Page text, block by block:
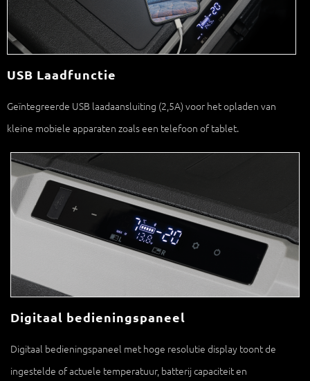
USB Laadfunctie
Geïntegreerde USB laadaansluiting (2,5A) voor het opladen van
kleine mobiele apparaten zoals een telefoon of tablet.
Digitaal bedieningspaneel
Digitaal bedieningspaneel met hoge resolutie display toont de
ingestelde of actuele temperatuur, batterij capaciteit en